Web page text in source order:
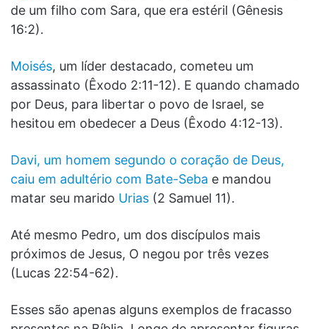
de um filho com Sara, que era estéril (Gênesis
16:2).
Moisés, um líder destacado, cometeu um
assassinato (Êxodo 2:11-12). E quando chamado
por Deus, para libertar o povo de Israel, se
hesitou em obedecer a Deus (Êxodo 4:12-13).
Davi, um homem segundo o coração de Deus,
caiu em adultério com Bate-Seba e mandou
matar seu marido Urias (2 Samuel 11).
Até mesmo Pedro, um dos discípulos mais
próximos de Jesus, O negou por três vezes
(Lucas 22:54-62).
Esses são apenas alguns exemplos de fracasso